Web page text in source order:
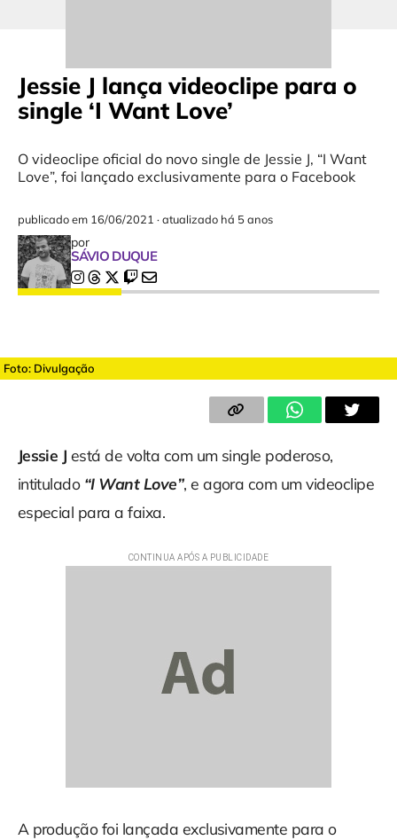
Jessie J lança videoclipe para o
single ‘I Want Love’
O videoclipe oficial do novo single de Jessie J, “I Want
Love”, foi lançado exclusivamente para o Facebook
publicado em 16/06/2021 ·atualizado há 5 anos
por
SÁVIO DUQUE
Foto: Divulgação
Jessie J está de volta com um single poderoso,
intitulado “I Want Love”, e agora com um videoclipe
especial para a faixa.
A produção foi lançada exclusivamente para o